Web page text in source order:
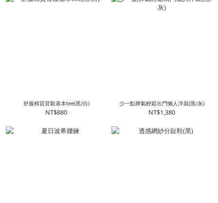
舒服棉質背殺基本tee(黑/白)
NT$880
少一點脾氣輕鬆出門懶人洋裝(黑/灰)
NT$1,380